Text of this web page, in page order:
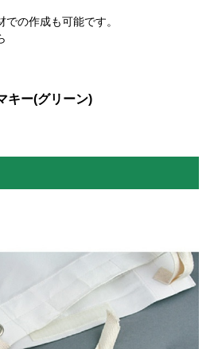
の作成も可能です。
キー(グリーン)